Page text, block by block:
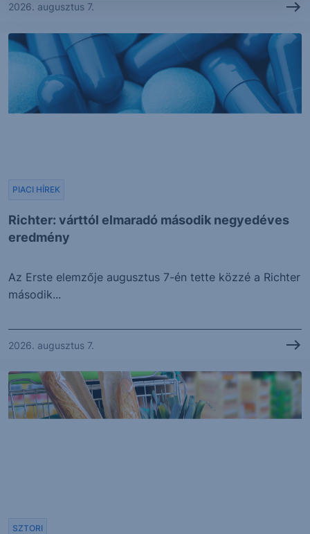
2026. augusztus 7.
Richter: várttól elmaradó második negyedéves
eredmény
PIACI HÍREK
Az Erste elemzője augusztus 7-én tette közzé a Richter
második...
2026. augusztus 7.
SZTORI